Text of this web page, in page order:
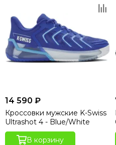
14 590 ₽
Кроссовки мужские K-Swiss
Ultrashot 4 - Blue/White
В корзину